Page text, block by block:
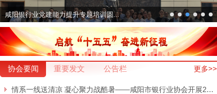
咸阳银行业党建能力提升专题培训圆...
协会要闻 重要发文 公告栏 更多>>
情系一线送清凉 凝心聚力战酷暑——咸阳市银行业协会开展2026年夏日送清凉慰问活动